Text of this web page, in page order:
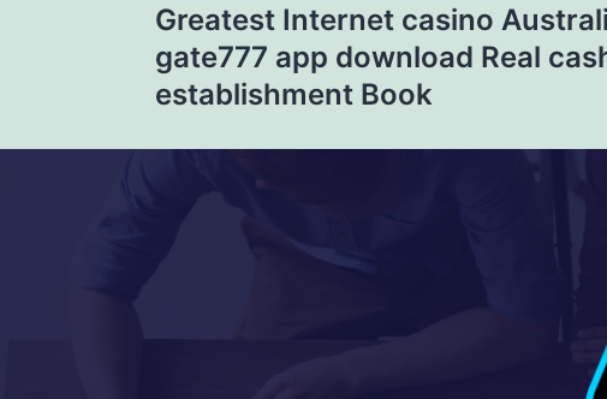
Greatest Internet casino
gate777 app download Real
establishment Book